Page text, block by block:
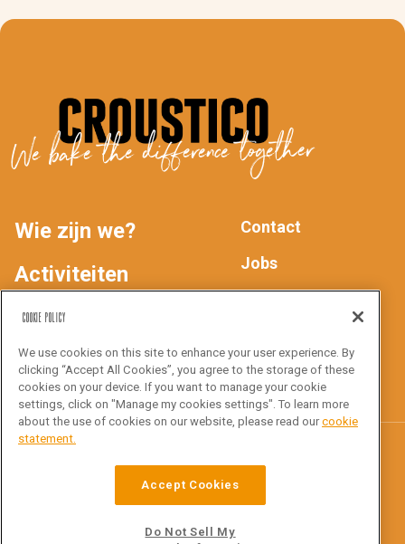
We bake the difference together
MAIN
NAV
Wie zijn we?
Activiteiten
Producten
Inspiratie
FOOTER
Contact
Jobs
Volg ons
Cookie Policy
We use cookies on this site to enhance your user experience. By
clicking “Accept All Cookies”, you agree to the storage of these
cookies on your device. If you want to manage your cookie
settings, click on "Manage my cookies settings". To learn more
about the use of cookies on our website, please read ourcookie
statement.
Accept Cookies
Do Not Sell My